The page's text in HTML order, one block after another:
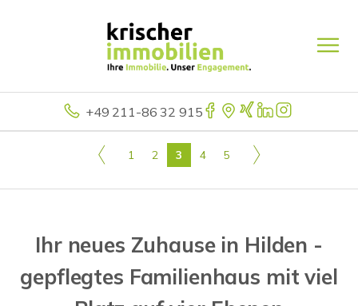
+49 211-86 32 915
1 2 3 4 5
Ihr neues Zuhause in Hilden -
gepflegtes Familienhaus mit viel